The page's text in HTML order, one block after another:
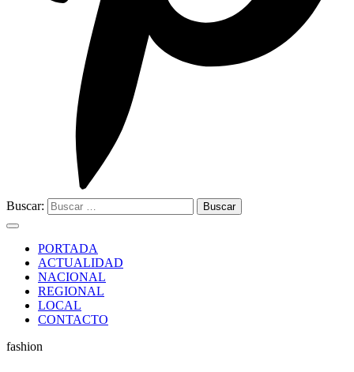
Buscar:
PORTADA
ACTUALIDAD
NACIONAL
REGIONAL
LOCAL
CONTACTO
fashion